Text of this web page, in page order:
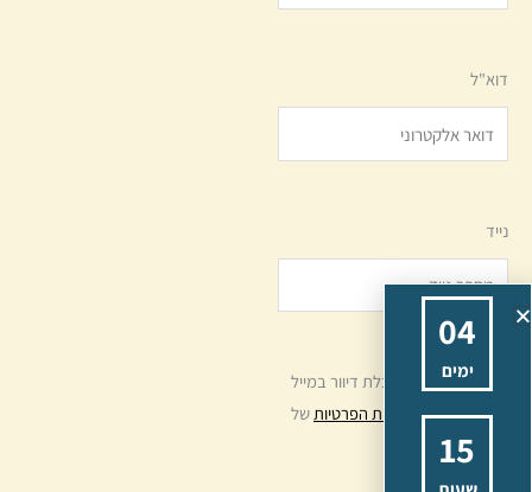
דוא"ל
נייד
אני מאשר/ת קבלת דיוור במייל
ו/או SMS ואת
מדיניות הפרטיותשל
האתר
04
ימים
15